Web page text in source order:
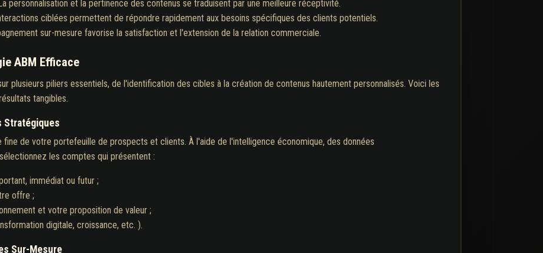
personnalisation et la pertinence des contenus se traduisent par une meilleure réceptivité.
ciblées permettent de répondre rapidement aux besoins spécifiques des clients potentiels.
sur-mesure favorise la satisfaction et l'extension de la relation commerciale.
ABM Efficace
plusieurs piliers essentiels, de l'identification des cibles à la création de contenus hautement personnalisés. Voici les
tangibles.
Stratégiques
fine de votre portefeuille de prospects et clients. À l'aide de l'intelligence économique, des données
les comptes qui présentent :
immédiat ou futur ;
offre ;
et votre proposition de valeur ;
digitale, croissance, etc. ).
Sur-Mesure